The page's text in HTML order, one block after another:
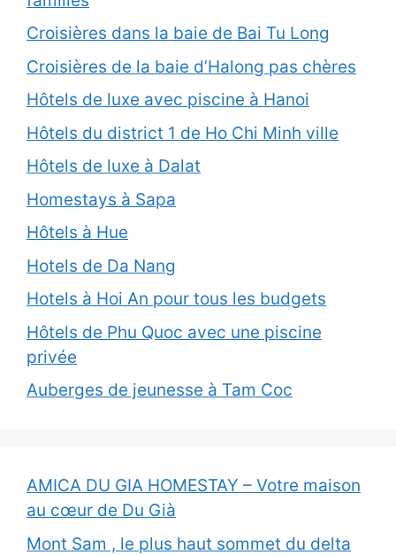
Croisières dans la baie de Bai Tu Long
Croisières de la baie d’Halong pas chères
Hôtels de luxe avec piscine à Hanoi
Hôtels du district 1 de Ho Chi Minh ville
Hôtels de luxe à Dalat
Homestays à Sapa
Hôtels à Hue
Hotels de Da Nang
Hotels à Hoi An pour tous les budgets
Hôtels de Phu Quoc avec une piscine
privée
Auberges de jeunesse à Tam Coc
AMICA DU GIA HOMESTAY – Votre maison
au cœur de Du Già
Mont Sam , le plus haut sommet du delta